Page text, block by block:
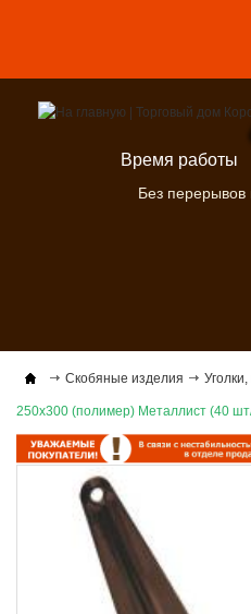
Время работы
Без
Скобяные изделия
250х300 (полимер) Металлист (40